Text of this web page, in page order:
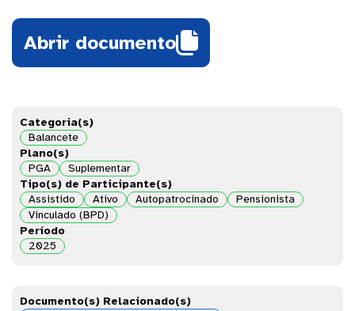
Abrir documento
Categoria(s)
Balancete
Plano(s)
PGA
Suplementar
Tipo(s) de Participante(s)
Assistido
Ativo Autopatrocinado
Pensionista
Vinculado (BPD)
Período
2025
Documento(s) Relacionado(s)